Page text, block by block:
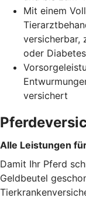
Mit einem
versicherbar,
oder
versichert
Alle Leistungen
Damit Ihr Pferd
Geldbeutel